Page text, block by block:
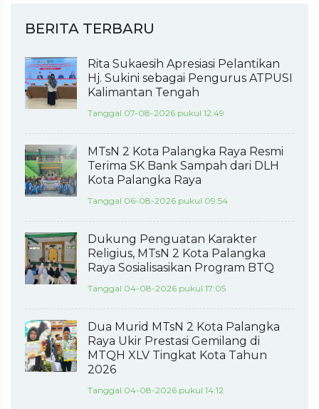
BERITA TERBARU
Rita Sukaesih Apresiasi Pelantikan
Hj. Sukini sebagai Pengurus ATPUSI
Kalimantan Tengah
Tanggal 07-08-2026 pukul 12:49
MTsN 2 Kota Palangka Raya Resmi
Terima SK Bank Sampah dari DLH
Kota Palangka Raya
Tanggal 06-08-2026 pukul 09:54
Dukung Penguatan Karakter
Religius, MTsN 2 Kota Palangka
Raya Sosialisasikan Program BTQ
Tanggal 04-08-2026 pukul 17:05
Dua Murid MTsN 2 Kota Palangka
Raya Ukir Prestasi Gemilang di
MTQH XLV Tingkat Kota Tahun
2026
Tanggal 04-08-2026 pukul 14:12